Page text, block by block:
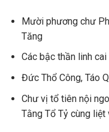
Mười phương chư
Tăng
Các bậc thần linh
Đức Thổ Công, Táo
Chư vị tổ tiên nội
Tằng Tổ Tỷ cùng liệt